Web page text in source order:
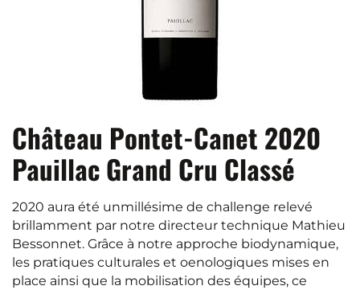
Château Pontet-Canet 2020
Pauillac Grand Cru Classé
2020 aura été unmillésime de challenge relevé
brillamment par notre directeur technique Mathieu
Bessonnet. Grâce à notre approche biodynamique,
les pratiques culturales et oenologiques mises en
place ainsi que la mobilisation des équipes, ce